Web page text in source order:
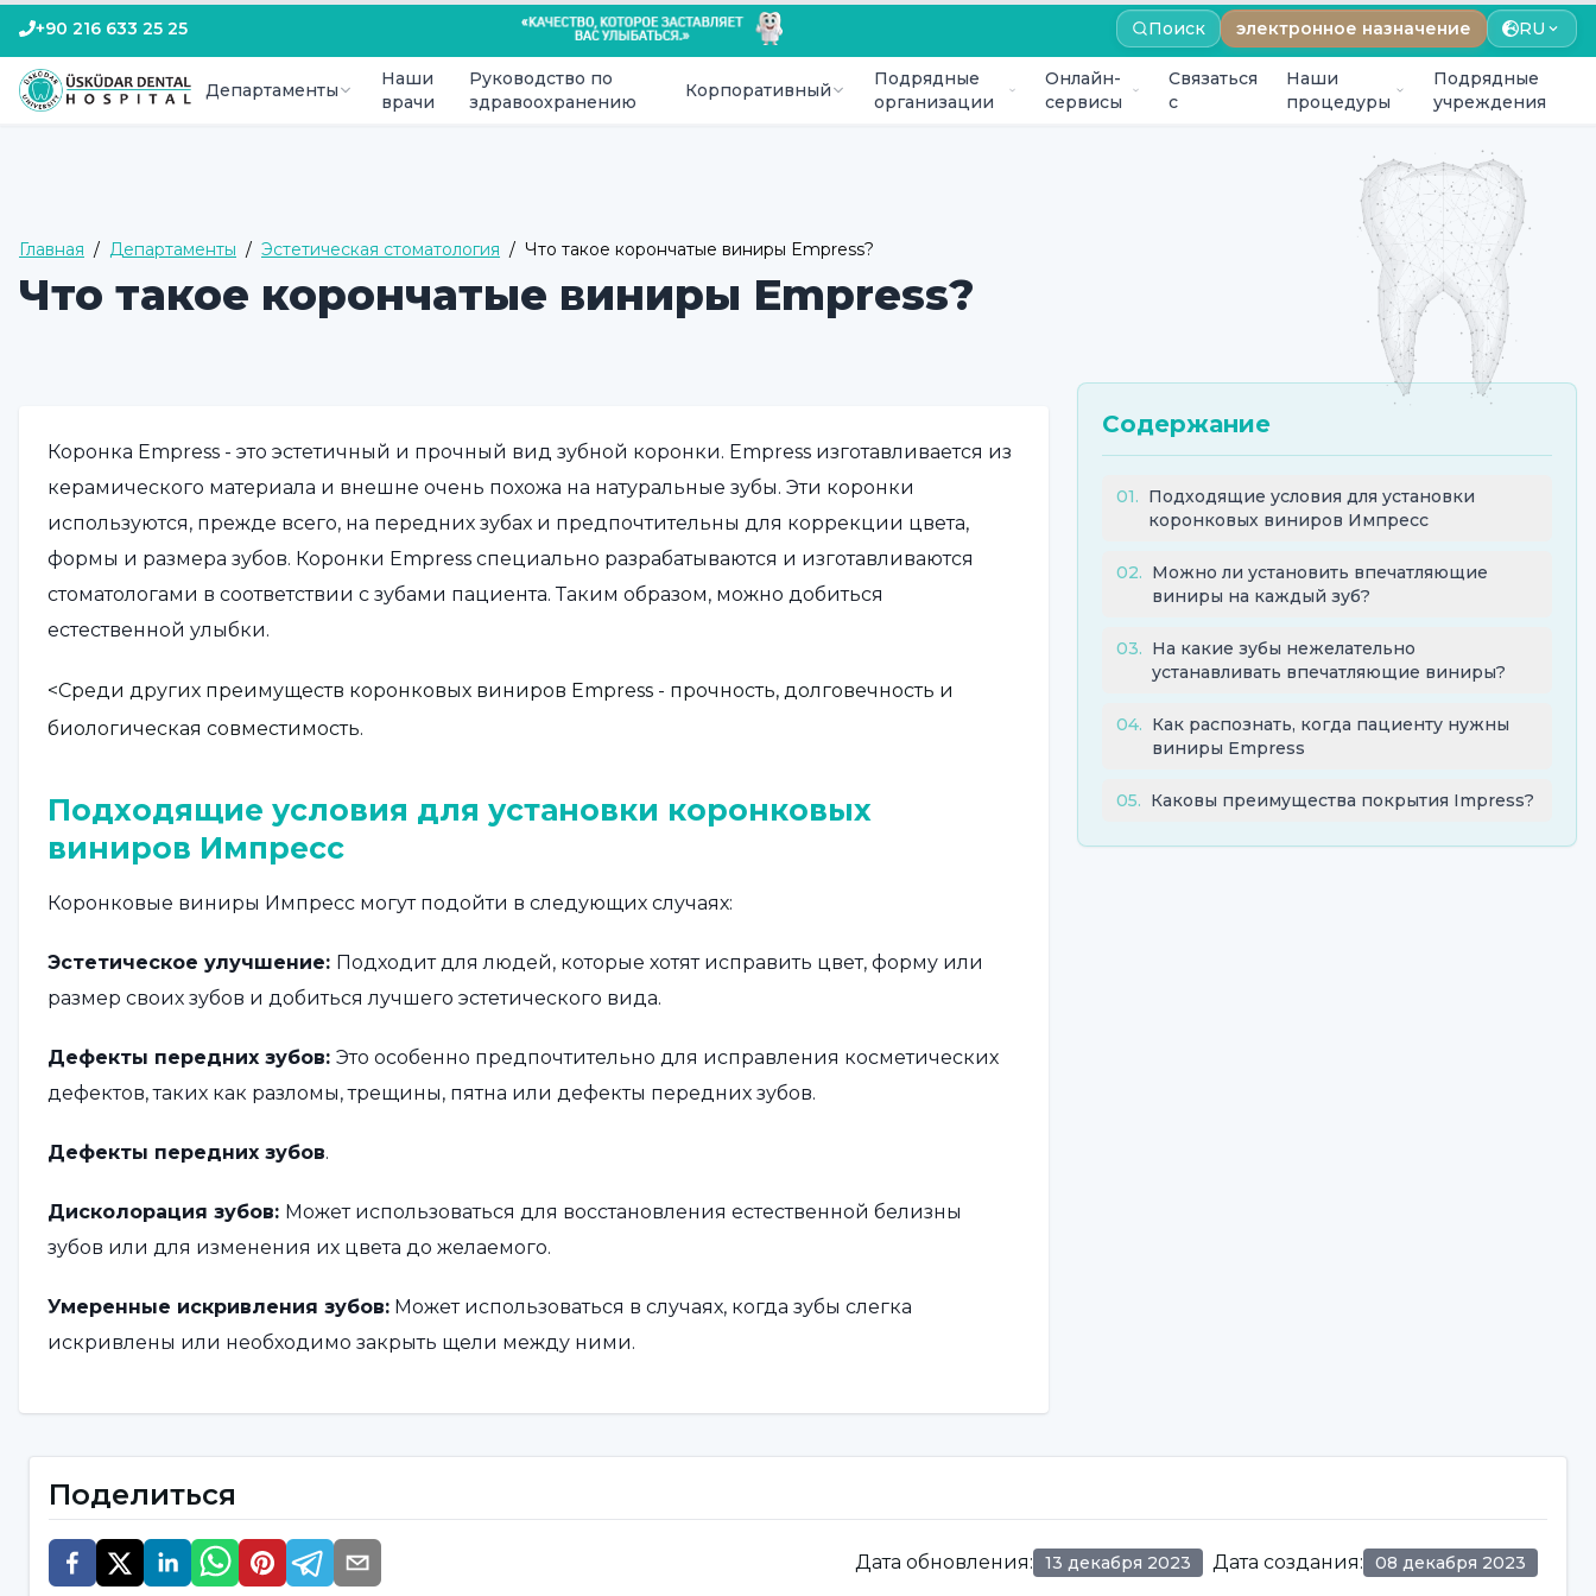
+90 216 633 25 25 Поиск электронное назначение RU
Департаменты
Наши
врачи
Руководство по
здравоохранению
Корпоративный
Подрядные
организации
Онлайн-
сервисы
Связаться
с
Наши
процедуры
Подрядные
учреждения
Главная / Департаменты / Эстетическая стоматология / Что такое корончатые виниры Empress?
Что такое корончатые виниры Empress?
Коронка Empress - это эстетичный и прочный вид зубной коронки. Empress изготавливается из
керамического материала и внешне очень похожа на натуральные зубы. Эти коронки
используются, прежде всего, на передних зубах и предпочтительны для коррекции цвета,
формы и размера зубов. Коронки Empress специально разрабатываются и изготавливаются
стоматологами в соответствии с зубами пациента. Таким образом, можно добиться
естественной улыбки.
<Среди других преимуществ коронковых виниров Empress - прочность, долговечность и
биологическая совместимость.
Подходящие условия для установки коронковых
виниров Импресс
Коронковые виниры Импресс могут подойти в следующих случаях:
Эстетическое улучшение: Подходит для людей, которые хотят исправить цвет, форму или
размер своих зубов и добиться лучшего эстетического вида.
Дефекты передних зубов: Это особенно предпочтительно для исправления косметических
дефектов, таких как разломы, трещины, пятна или дефекты передних зубов.
Дефекты передних зубов.
Дисколорация зубов: Может использоваться для восстановления естественной белизны
зубов или для изменения их цвета до желаемого.
Умеренные искривления зубов: Может использоваться в случаях, когда зубы слегка
искривлены или необходимо закрыть щели между ними.
Импрессионные коронки могут быть эффективным вариантом для эстетического улучшения и
или ортодонт должен провести оценку, чтобы определить наиболее подходящий метод
Содержание
01. Подходящие условия для установки
коронковых виниров Импресс
02. Можно ли установить впечатляющие
виниры на каждый зуб?
03. На какие зубы нежелательно
устанавливать впечатляющие виниры?
04. Как распознать, когда пациенту нужны
виниры Empress
05. Каковы преимущества покрытия Impress?
Поделиться
Дата обновления: 13 декабря 2023 Дата создания: 08 декабря 2023